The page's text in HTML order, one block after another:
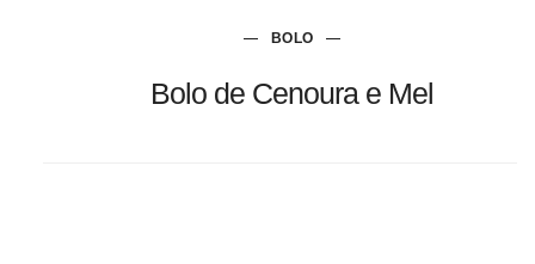
BOLO
Bolo de Cenoura e Mel